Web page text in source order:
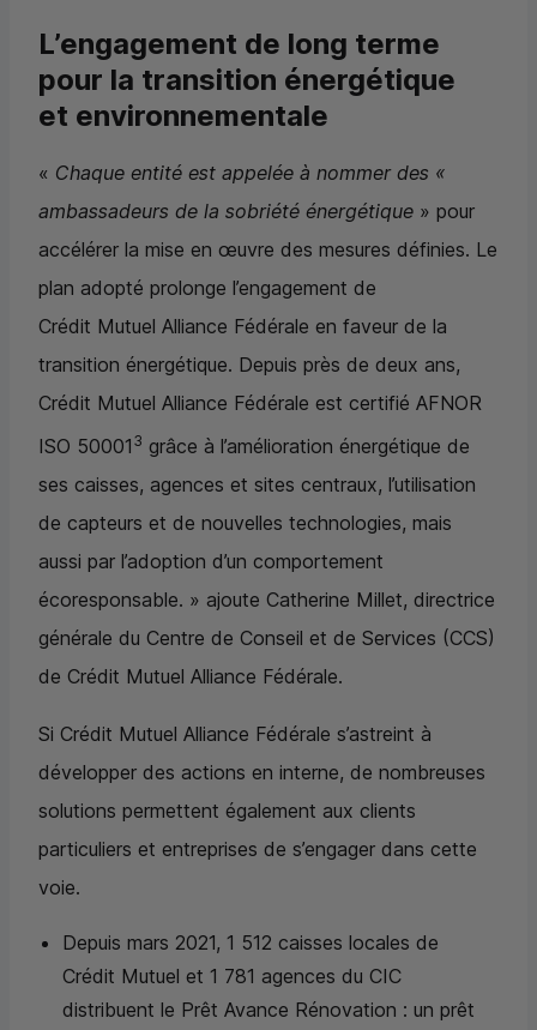
L’engagement de long terme
pour la transition énergétique
et environnementale
« Chaque entité est appelée à nommer des «
ambassadeurs de la sobriété énergétique » pour
accélérer la mise en œuvre des mesures définies. Le
plan adopté prolonge l’engagement de
Crédit Mutuel Alliance Fédérale en faveur de la
transition énergétique. Depuis près de deux ans,
Crédit Mutuel Alliance Fédérale est certifié AFNOR
ISO 50001 3 grâce à l’amélioration énergétique de
ses caisses, agences et sites centraux, l’utilisation
de capteurs et de nouvelles technologies, mais
aussi par l’adoption d’un comportement
écoresponsable. » ajoute Catherine Millet, directrice
générale du Centre de Conseil et de Services (CCS)
de Crédit Mutuel Alliance Fédérale.
Si Crédit Mutuel Alliance Fédérale s’astreint à
développer des actions en interne, de nombreuses
solutions permettent également aux clients
particuliers et entreprises de s’engager dans cette
voie.
Depuis mars 2021, 1 512 caisses locales de
Crédit Mutuel et 1 781 agences du CIC
distribuent le Prêt Avance Rénovation : un prêt